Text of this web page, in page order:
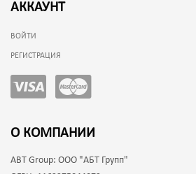
АККАУНТ
ВОЙТИ
РЕГИСТРАЦИЯ
О КОМПАНИИ
ABT Group: ООО "АБТ Групп"